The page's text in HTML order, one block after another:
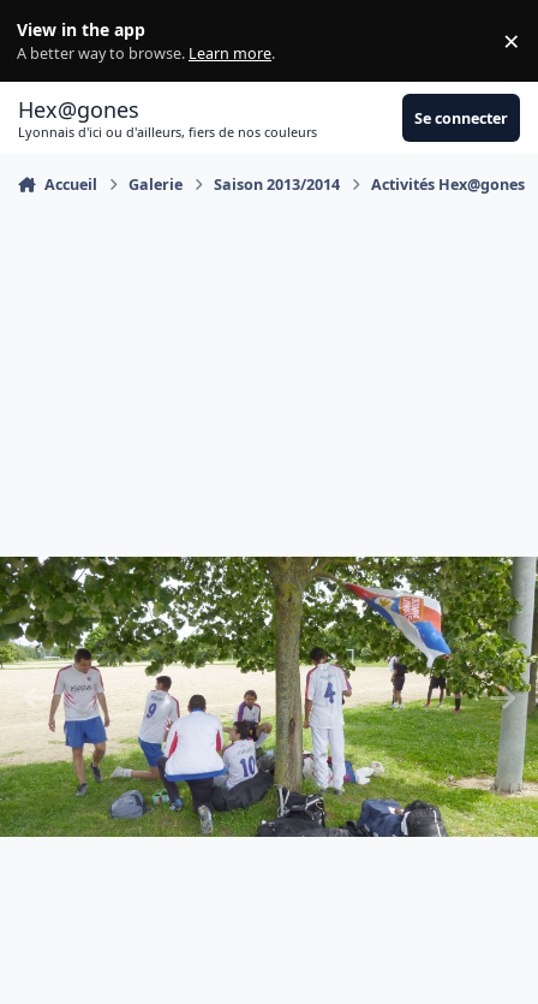
View in the app
A better way to browse. Learn more. ×
Hex@gones
Lyonnais d'ici ou d'ailleurs, fiers de nos couleurs
Se connecter
Accueil Galerie Saison 2013/2014 Activités Hex@gones